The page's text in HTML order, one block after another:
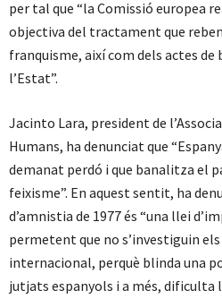
per tal que “la Comissió europea
objectiva del tractament que
franquisme, així com dels actes
l’Estat”.
Jacinto Lara, president de
Humans, ha denunciat que
demanat perdó i que banalitza el
feixisme”. En aquest sentit, ha
d’amnistia de 1977 és “una llei
permetent que no s’investiguin
internacional, perquè blinda una
jutjats espanyols i a més, dificulta